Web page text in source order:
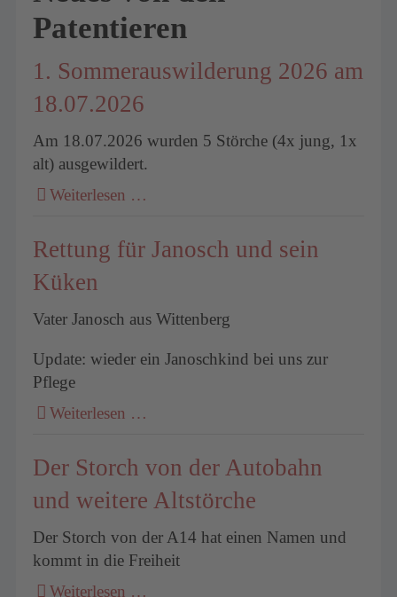
Patentieren
1. Sommerauswilderung 2026 am
18.07.2026
Am 18.07.2026 wurden 5 Störche (4x jung, 1x
alt) ausgewildert.
Weiterlesen …
Rettung für Janosch und sein
Küken
Vater Janosch aus Wittenberg
Update: wieder ein Janoschkind bei uns zur
Pflege
Weiterlesen …
Der Storch von der Autobahn
und weitere Altstörche
Der Storch von der A14 hat einen Namen und
kommt in die Freiheit
Weiterlesen …